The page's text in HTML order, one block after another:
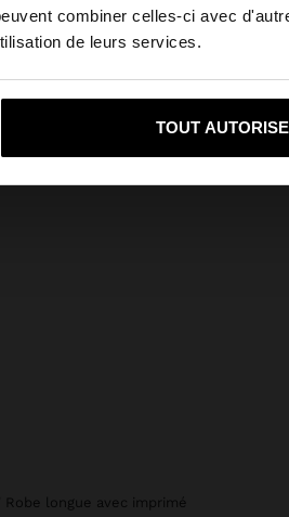
combiner celles-ci avec
de leurs services.
TOUT
notre site au United
Suisse Oui, dirigez-moi vers
robe longue avec imprimé